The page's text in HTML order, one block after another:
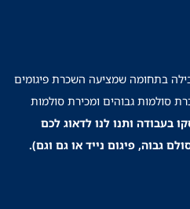
בתחומה שמציעה השכרת פיגומים
סולמות גבוהים ומכירת סולמות
בעבודה ותנו לנו לדאוג לכם
גבוה, פיגום נייד או גם וגם).